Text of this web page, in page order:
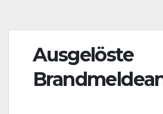
Ausgelöste